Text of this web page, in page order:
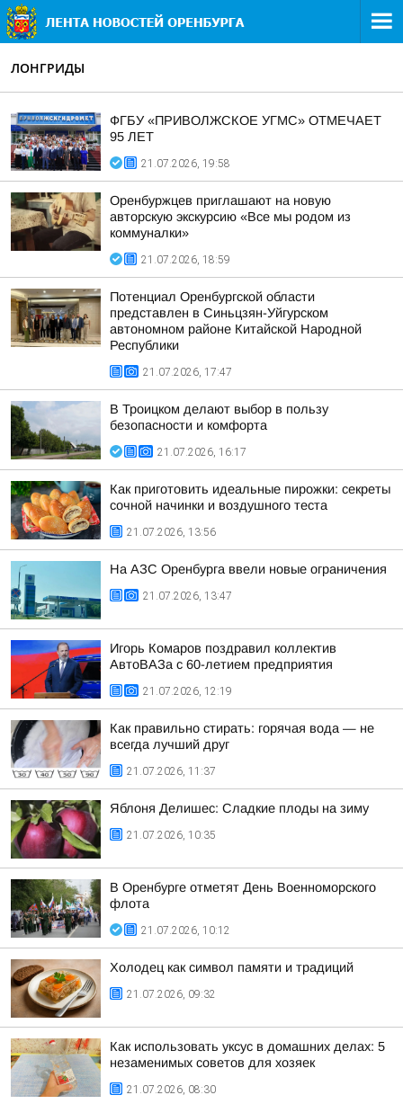
ЛОНГРИДЫ
ФГБУ «ПРИВОЛЖСКОЕ УГМС» ОТМЕЧАЕТ
95 ЛЕТ
21.07.2026, 19:58
Оренбуржцев приглашают на новую
авторскую экскурсию «Все мы родом из
коммуналки»
21.07.2026, 18:59
Потенциал Оренбургской области
представлен в Синьцзян-Уйгурском
автономном районе Китайской Народной
Республики
21.07.2026, 17:47
В Троицком делают выбор в пользу
безопасности и комфорта
21.07.2026, 16:17
Как приготовить идеальные пирожки: секреты
сочной начинки и воздушного теста
21.07.2026, 13:56
На АЗС Оренбурга ввели новые ограничения
21.07.2026, 13:47
Игорь Комаров поздравил коллектив
АвтоВАЗа с 60-летием предприятия
21.07.2026, 12:19
Как правильно стирать: горячая вода — не
всегда лучший друг
21.07.2026, 11:37
Яблоня Делишес: Сладкие плоды на зиму
21.07.2026, 10:35
В Оренбурге отметят День Военноморского
флота
21.07.2026, 10:12
Холодец как символ памяти и традиций
21.07.2026, 09:32
Как использовать уксус в домашних делах: 5
незаменимых советов для хозяек
21.07.2026, 08:30